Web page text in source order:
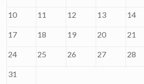
10 11 12 13 14
17 18 19 20 21
24 25 26 27 28
31